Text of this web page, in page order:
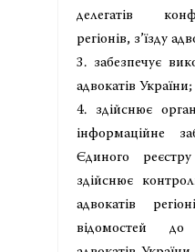
делегатів
регіонів, з’їзду
3. забезпечує
адвокатів України;
4. здійснює
інформаційне
Єдиного
здійснює
адвокатів
відомостей